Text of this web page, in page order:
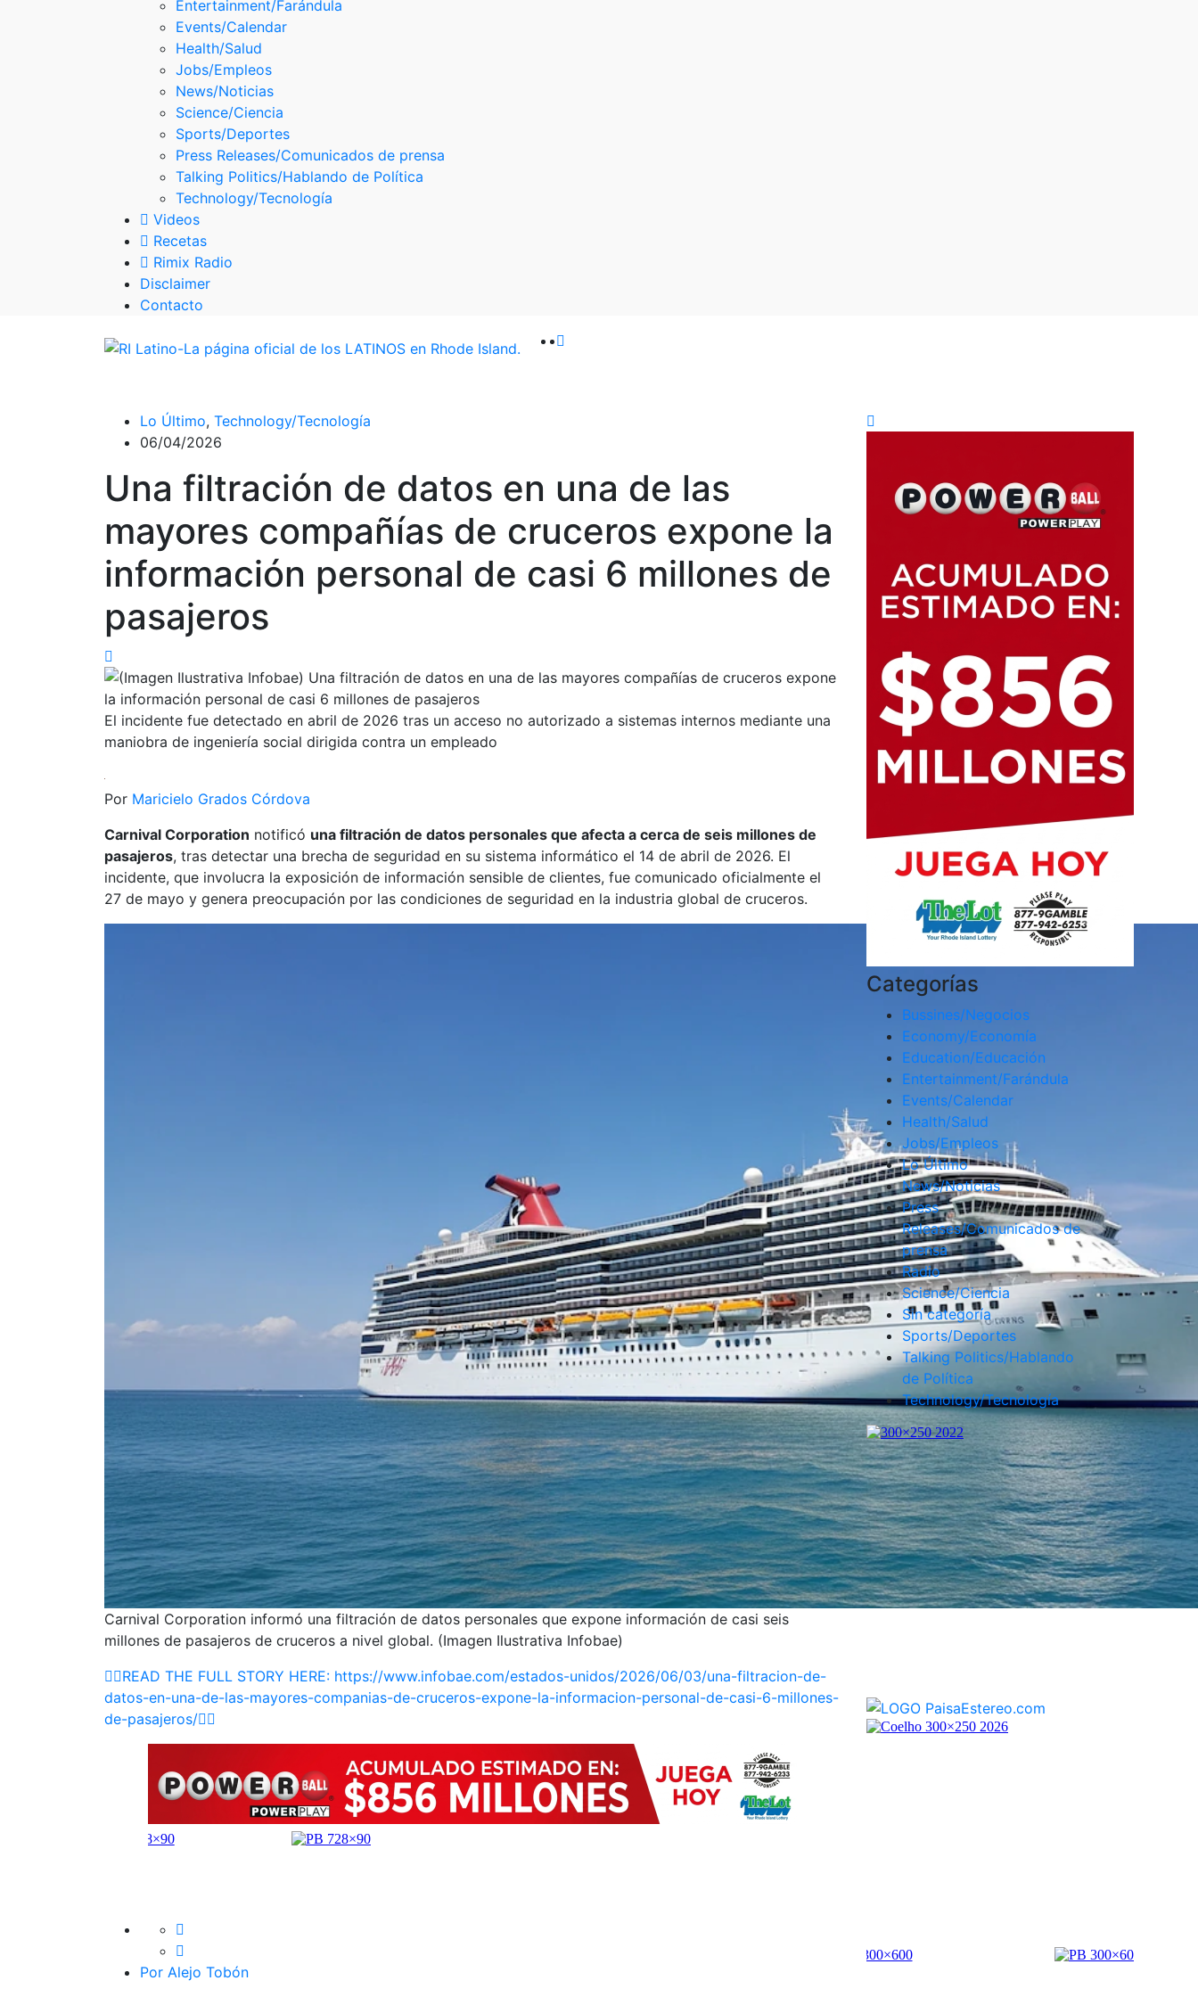
Entertainment/Farándula
Events/Calendar
Health/Salud
Jobs/Empleos
News/Noticias
Science/Ciencia
Sports/Deportes
Press Releases/Comunicados de prensa
Talking Politics/Hablando de Política
Technology/Tecnología
Videos
Recetas
Rimix Radio
Disclaimer
Contacto
Lo Último, Technology/Tecnología
06/04/2026
Una filtración de datos en una de las
mayores compañías de cruceros expone la
información personal de casi 6 millones de
pasajeros
El incidente fue detectado en abril de 2026 tras un acceso no autorizado a sistemas internos mediante una
maniobra de ingeniería social dirigida contra un empleado
Por Maricielo Grados Córdova
Carnival Corporation notificó una filtración de datos personales que afecta a cerca de seis millones de
pasajeros, tras detectar una brecha de seguridad en su sistema informático el 14 de abril de 2026. El
incidente, que involucra la exposición de información sensible de clientes, fue comunicado oficialmente el
27 de mayo y genera preocupación por las condiciones de seguridad en la industria global de cruceros.
Carnival Corporation informó una filtración de datos personales que expone información de casi seis
millones de pasajeros de cruceros a nivel global. (Imagen Ilustrativa Infobae)
👉🏽READ THE FULL STORY HERE: https://www.infobae.com/estados-unidos/2026/06/03/una-filtracion-de-
datos-en-una-de-las-mayores-companias-de-cruceros-expone-la-informacion-personal-de-casi-6-millones-
de-pasajeros/👈🏽
Por Alejo Tobón
Categorías
Bussines/Negocios
Economy/Economía
Education/Educación
Entertainment/Farándula
Events/Calendar
Health/Salud
Jobs/Empleos
Lo Último
News/Noticias
Press
Releases/Comunicados de
prensa
Radio
Science/Ciencia
Sin categoría
Sports/Deportes
Talking Politics/Hablando
de Política
Technology/Tecnología